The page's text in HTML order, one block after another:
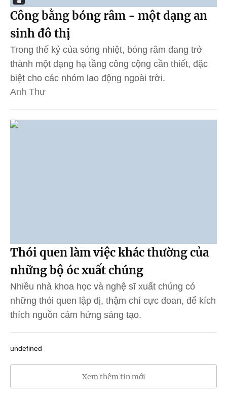
Công bằng bóng râm - một dạng an
sinh đô thị
Trong thế kỷ của sóng nhiệt, bóng râm đang trở
thành một dạng hạ tầng công cộng cần thiết, đặc
biệt cho các nhóm lao động ngoài trời.
Anh Thư
Thói quen làm việc khác thường của
những bộ óc xuất chúng
Nhiều nhà khoa học và nghệ sĩ xuất chúng có
những thói quen lập dị, thậm chí cực đoan, để kích
thích nguồn cảm hứng sáng tạo.
undefined
Xem thêm tin mới